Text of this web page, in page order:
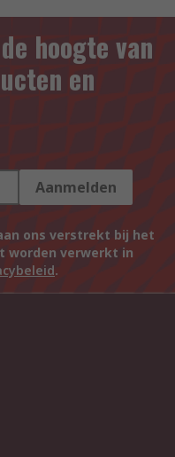
hoogte van
en
Aanmelden
ons verstrekt bij het
worden verwerkt in
.